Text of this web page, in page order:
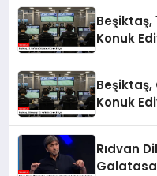
Beşiktaş,
Konuk
Beşiktaş,
Konuk
Rıdvan